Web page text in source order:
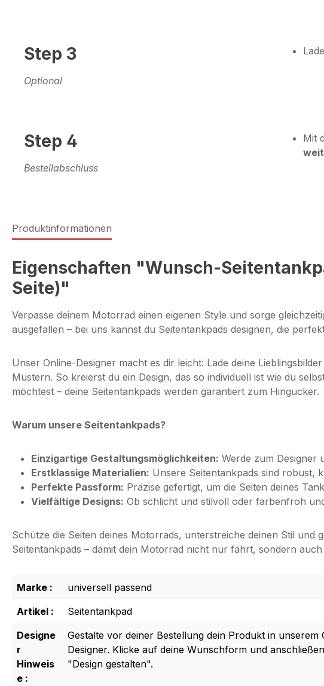
Step 3
Optional
Step 4
Bestellabschluss
Mit
Produktinformationen
Eigenschaften "Wunsch-
Seite)"
Verpasse deinem Motorrad einen eigenen Style und sorge
ausgefallen – bei uns kannst du Seitentankpads designen, die
Unser Online-Designer macht es dir leicht: Lade deine
Mustern. So kreierst du ein Design, das so individuell ist wie du
möchtest – deine Seitentankpads werden garantiert zum Hingucker.
Warum unsere Seitentankpads?
Einzigartige Gestaltungsmöglichkeiten: Werde zum Designer
Erstklassige Materialien: Unsere Seitentankpads sind robust,
Perfekte Passform: Präzise gefertigt, um die Seiten deines
Vielfältige Designs: Ob schlicht und stilvoll oder farbenfroh
Schütze die Seiten deines Motorrads, unterstreiche deinen Stil und
Seitentankpads – damit dein Motorrad nicht nur fährt, sondern auch
Marke :
universell passend
Artikel :
Seitentankpad
Designe
r
Hinweis
e :
Gestalte vor deiner Bestellung dein Produkt in unserem
Designer. Klicke auf deine Wunschform und
"Design gestalten".